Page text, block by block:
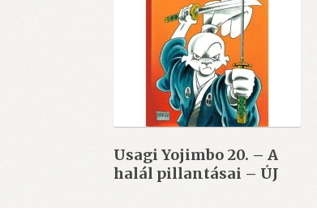
Usagi Yojimbo 20. – A
halál pillantásai – ÚJ